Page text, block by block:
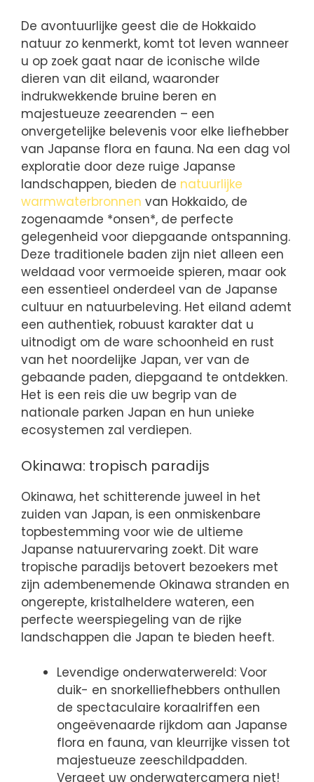
De avontuurlijke geest die de Hokkaido
natuur zo kenmerkt, komt tot leven wanneer
u op zoek gaat naar de iconische wilde
dieren van dit eiland, waaronder
indrukwekkende bruine beren en
majestueuze zeearenden – een
onvergetelijke belevenis voor elke liefhebber
van Japanse flora en fauna. Na een dag vol
exploratie door deze ruige Japanse
landschappen, bieden de natuurlijke
warmwaterbronnen van Hokkaido, de
zogenaamde *onsen*, de perfecte
gelegenheid voor diepgaande ontspanning.
Deze traditionele baden zijn niet alleen een
weldaad voor vermoeide spieren, maar ook
een essentieel onderdeel van de Japanse
cultuur en natuurbeleving. Het eiland ademt
een authentiek, robuust karakter dat u
uitnodigt om de ware schoonheid en rust
van het noordelijke Japan, ver van de
gebaande paden, diepgaand te ontdekken.
Het is een reis die uw begrip van de
nationale parken Japan en hun unieke
ecosystemen zal verdiepen.
Okinawa: tropisch paradijs
Okinawa, het schitterende juweel in het
zuiden van Japan, is een onmiskenbare
topbestemming voor wie de ultieme
Japanse natuurervaring zoekt. Dit ware
tropische paradijs betovert bezoekers met
zijn adembenemende Okinawa stranden en
ongerepte, kristalheldere wateren, een
perfecte weerspiegeling van de rijke
landschappen die Japan te bieden heeft.
Levendige onderwaterwereld: Voor
duik- en snorkelliefhebbers onthullen
de spectaculaire koraalriffen een
ongeëvenaarde rijkdom aan Japanse
flora en fauna, van kleurrijke vissen tot
majestueuze zeeschildpadden.
Vergeet uw onderwatercamera niet!